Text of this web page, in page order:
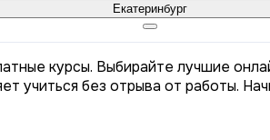
Екатеринбург
курсы. Выбирайте лучшие
учиться без отрыва от работы.